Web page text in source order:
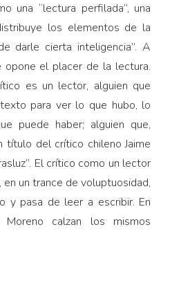
una “lectura perfilada”, una
los elementos de la
darle cierta inteligencia”. A
el placer de la lectura.
es un lector, alguien que
para ver lo que hubo, lo
puede haber; alguien que,
título del crítico chileno Jaime
El crítico como un lector
en un trance de voluptuosidad,
y pasa de leer a escribir. En
calzan los mismos